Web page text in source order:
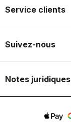
Service clients
Suivez-nous
Notes juridiques